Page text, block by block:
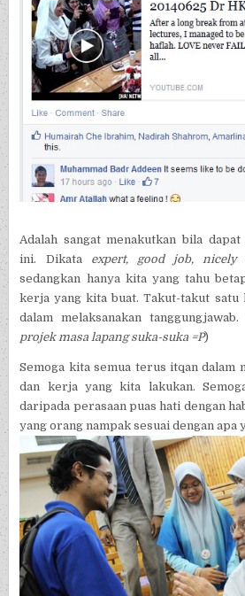
Adalah sangat menakutkan bila
ini. Dikata expert, good job, nicely
sedangkan hanya kita yang tahu
kerja yang kita buat. Takut-takut satu
dalam melaksanakan tanggungjawab.
projek masa lapang suka-suka =P)
Semoga kita semua terus itqan dalam
dan kerja yang kita lakukan.
daripada perasaan puas hati dengan
yang orang nampak sesuai dengan apa